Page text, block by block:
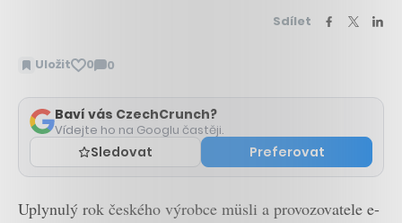
Sdílet
Uložit 0 0
Zobrazit
Baví vás CzechCrunch?
Vídejte ho na Googlu častěji.
Sledovat Preferovat
Uplynulý rok českého výrobce müsli a provozovatele e-